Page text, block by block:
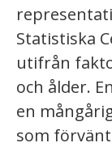
Statistiska
utifrån
och ålder.
en
som